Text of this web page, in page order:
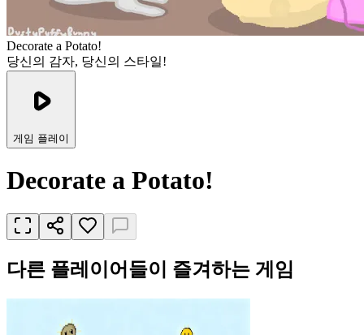
Decorate a Potato!
당신의 감자, 당신의 스타일!
게임 플레이
Decorate a Potato!
다른 플레이어들이 즐겨하는 게임